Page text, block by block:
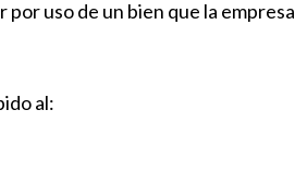
uso de un bien que la empresa
al: